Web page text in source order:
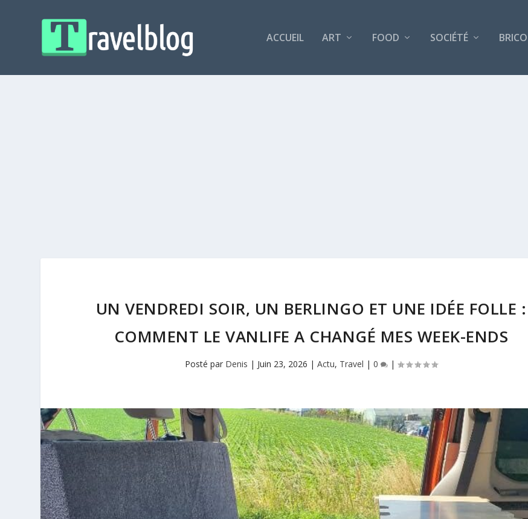
ACCUEIL ART FOOD SOCIÉTÉ BRICO
UN VENDREDI SOIR, UN BERLINGO ET UNE IDÉE FOLLE :
COMMENT LE VANLIFE A CHANGÉ MES WEEK-ENDS
Posté par Denis | Juin 23, 2026 | Actu, Travel | 0 |